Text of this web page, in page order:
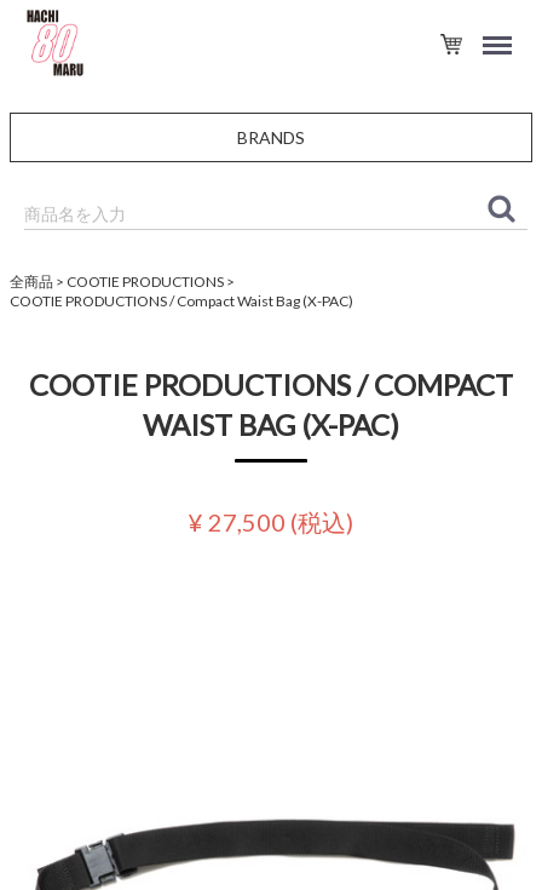
BRANDS
全商品
COOTIE PRODUCTIONS
COOTIE PRODUCTIONS / Compact Waist Bag (X-PAC)
COOTIE PRODUCTIONS / COMPACT
WAIST BAG (X-PAC)
¥ 27,500 (税込)